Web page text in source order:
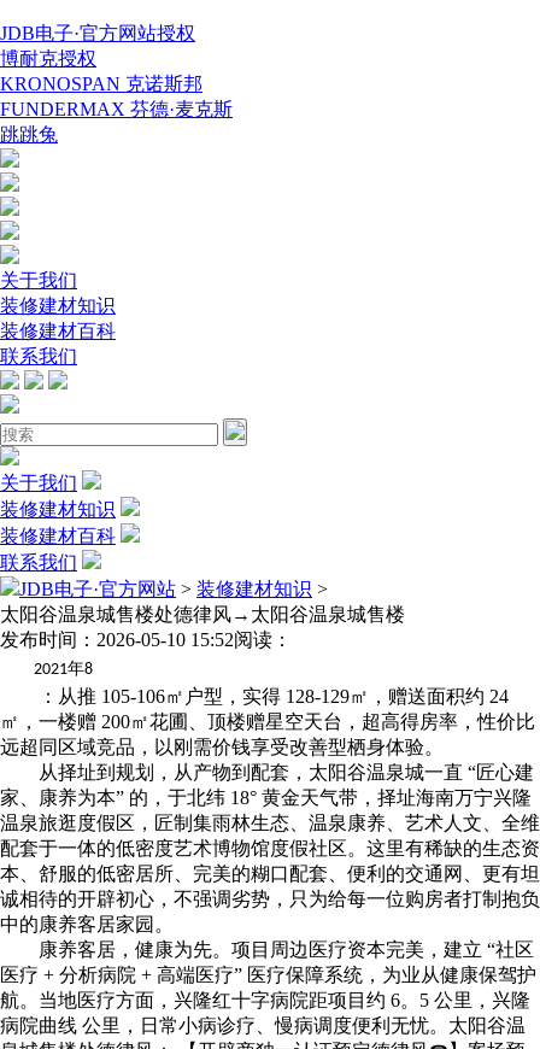
JDB电子·官方网站授权
博耐克授权
KRONOSPAN 克诺斯邦
FUNDERMAX 芬德·麦克斯
跳跳兔
关于我们
装修建材知识
装修建材百科
联系我们
关于我们
装修建材知识
装修建材百科
联系我们
JDB电子·官方网站 > 装修建材知识 >
太阳谷温泉城售楼处德律风→太阳谷温泉城售楼
发布时间：2026-05-10 15:52阅读：
2021年8
：从推 105-106㎡户型，实得 128-129㎡，赠送面积约 24
㎡，一楼赠 200㎡花圃、顶楼赠星空天台，超高得房率，性价比
远超同区域竞品，以刚需价钱享受改善型栖身体验。
从择址到规划，从产物到配套，太阳谷温泉城一直 “匠心建
家、康养为本” 的，于北纬 18° 黄金天气带，择址海南万宁兴隆
温泉旅逛度假区，匠制集雨林生态、温泉康养、艺术人文、全维
配套于一体的低密度艺术博物馆度假社区。这里有稀缺的生态资
本、舒服的低密居所、完美的糊口配套、便利的交通网、更有坦
诚相待的开辟初心，不强调劣势，只为给每一位购房者打制抱负
中的康养客居家园。
康养客居，健康为先。项目周边医疗资本完美，建立 “社区
医疗 + 分析病院 + 高端医疗” 医疗保障系统，为业从健康保驾护
航。当地医疗方面，兴隆红十字病院距项目约 6。5 公里，兴隆
病院曲线 公里，日常小病诊疗、慢病调度便利无忧。太阳谷温